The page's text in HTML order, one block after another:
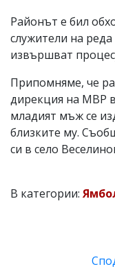
коментар,
моля
сигнализирайте
ни!
Районът е бил
служители на
извършват
Припомняме, че
дирекция на МВР
младият мъж се
близките му.
си в село
В категории: